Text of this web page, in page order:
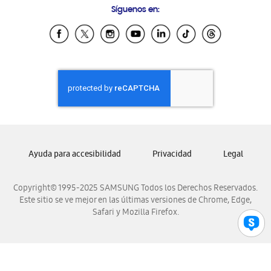
Samsung Ecuador
Samsung El Salvador
Samsung Honduras
Samsung Nicaragua
Samsung Panamá
Samsung Venezuela
Síguenos en:
Copyright© 1995-2025 SAMSUNG Todos los Derechos Reservados.
Este sitio se ve mejor en las últimas versiones de Chrome, Edge,
Safari y Mozilla Firefox.
Ayuda para accesibilidad Privacidad Legal